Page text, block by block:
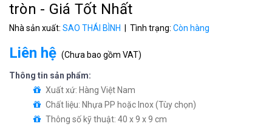
tròn - Giá Tốt Nhất
Nhà sản xuất: SAO THÁI BÌNH | Tình trạng: Còn hàng
Liên hệ (Chưa bao gồm VAT)
Thông tin sản phẩm:
Xuất xứ: Hàng Việt Nam
Chất liệu: Nhựa PP hoặc Inox (Tùy chọn)
Thông số kỹ thuật: 40 x 9 x 9 cm